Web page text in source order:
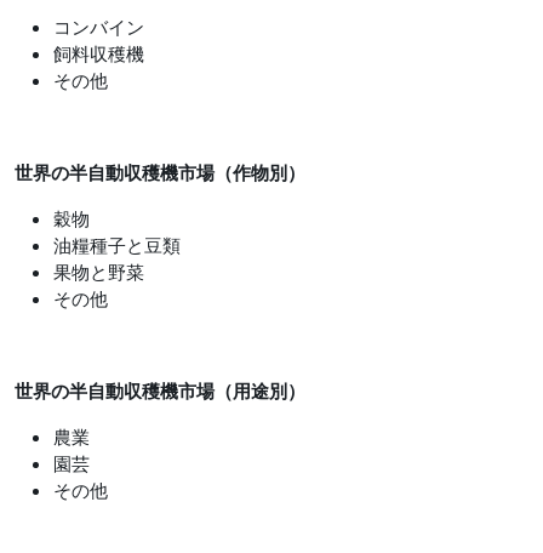
コンバイン
飼料収穫機
その他
世界の半自動収穫機市場（作物別）
穀物
油糧種子と豆類
果物と野菜
その他
世界の半自動収穫機市場（用途別）
農業
園芸
その他